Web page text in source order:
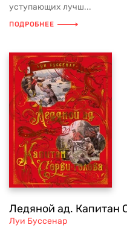
уступающих лучш...
ПОДРОБНЕЕ
Ледяной ад. Капитан
Луи Буссенар